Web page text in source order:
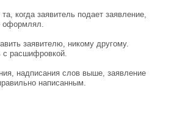
когда заявитель подает заявление,
оформлял.
заявителю, никому другому.
расшифровкой.
надписания слов выше, заявление
написанным.